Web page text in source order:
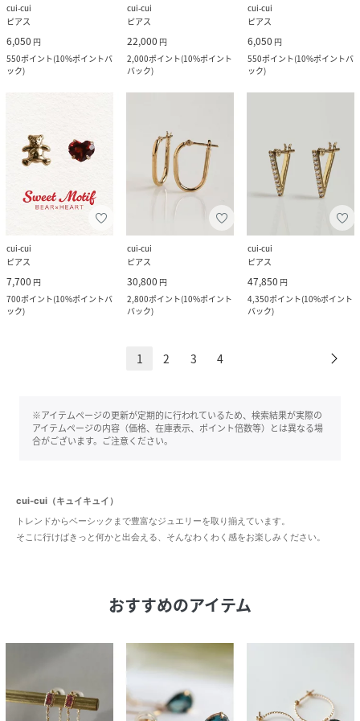
cui-cui
ピアス
6,050 円
550ポイント(10%ポイントバ
ック)
cui-cui
ピアス
22,000 円
2,000ポイント(10%ポイント
バック)
cui-cui
ピアス
6,050 円
550ポイント(10%ポイントバ
ック)
cui-cui
ピアス
7,700 円
700ポイント(10%ポイントバ
ック)
cui-cui
ピアス
30,800 円
2,800ポイント(10%ポイント
バック)
cui-cui
ピアス
47,850 円
4,350ポイント(10%ポイント
バック)
1 2 3 4
※アイテムページの更新が定期的に行われているため、検索結果が実際の
アイテムページの内容（価格、在庫表示、ポイント倍数等）とは異なる場
合がございます。ご注意ください。
cui-cui（キュイキュイ）
トレンドからベーシックまで豊富なジュエリーを取り揃えています。
そこに行けばきっと何かと出会える、そんなわくわく感をお楽しみください。
おすすめのアイテム